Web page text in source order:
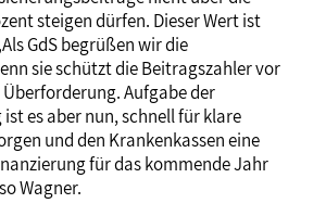
steigen dürfen. Dieser Wert ist
GdS begrüßen wir die
sie schützt die Beitragszahler vor
Aufgabe der
es aber nun, schnell für klare
und den Krankenkassen eine
für das kommende Jahr
Wagner.